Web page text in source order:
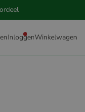
InloggenWinkelwagen